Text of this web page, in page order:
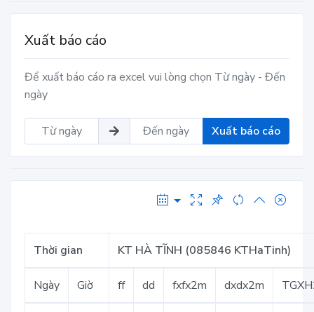
Xuất báo cáo
Để xuất báo cáo ra excel vui lòng chọn Từ ngày - Đến
ngày
Xuất báo cáo
Thời gian KT HÀ TĨNH (085846 KTHaTinh)
Ngày Giờ ff dd fxfx2m dxdx2m